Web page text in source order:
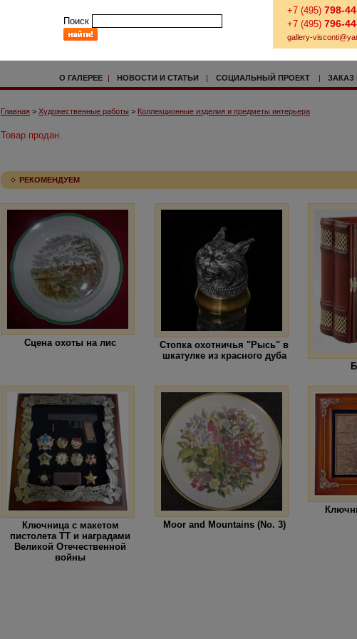
Поиск
+7 (495) 798-
+7 (495) 796-
gallery-
О ГАЛЕРЕЕ | НОВОСТИ И СТАТЬИ | СОЦИАЛЬНЫЙ ПРОЕКТ | ЗАКАЗ
Главная > Художественные работы > Коллекционные изделия и предметы интерьера
Товар продан.
РЕКОМЕНДУЕМ
Сцена охоты на лис
Стопка охотничья "Рысь" в
шкатулке из красного дуба
Ключница с макетом
пистолета ТТ и наградами
Великой Отечественной
войны
Moor and Mountains (No. 3)